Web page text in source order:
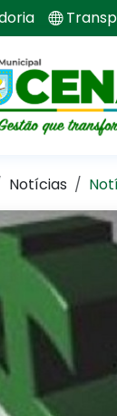
Notícias